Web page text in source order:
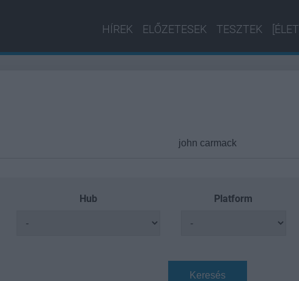
HÍREK ELŐZETESEK TESZTEK [ÉLET]
Hub Platform
Keresés